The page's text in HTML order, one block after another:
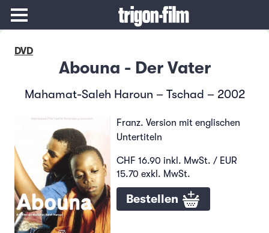
DVD
Abouna - Der Vater
Mahamat-Saleh Haroun – Tschad – 2002
Franz. Version mit englischen
Untertiteln
CHF 16.90 inkl. MwSt. / EUR
15.70 exkl. MwSt.
Bestellen